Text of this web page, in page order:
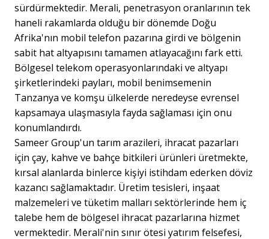
sürdürmektedir. Merali, penetrasyon oranlarının tek
haneli rakamlarda olduğu bir dönemde Doğu
Afrika'nın mobil telefon pazarına girdi ve bölgenin
sabit hat altyapısını tamamen atlayacağını fark etti.
Bölgesel telekom operasyonlarındaki ve altyapı
şirketlerindeki payları, mobil benimsemenin
Tanzanya ve komşu ülkelerde neredeyse evrensel
kapsamaya ulaşmasıyla fayda sağlaması için onu
konumlandırdı.
Sameer Group'un tarım arazileri, ihracat pazarları
için çay, kahve ve bahçe bitkileri ürünleri üretmekte,
kırsal alanlarda binlerce kişiyi istihdam ederken döviz
kazancı sağlamaktadır. Üretim tesisleri, inşaat
malzemeleri ve tüketim malları sektörlerinde hem iç
talebe hem de bölgesel ihracat pazarlarına hizmet
vermektedir. Merali'nin sınır ötesi yatırım felsefesi,